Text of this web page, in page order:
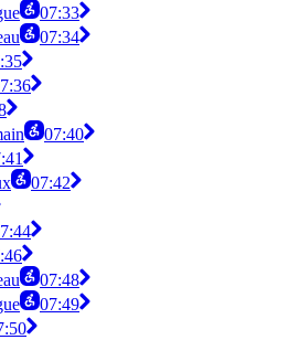
07:33
07:34
07:40
07:42
07:48
07:49